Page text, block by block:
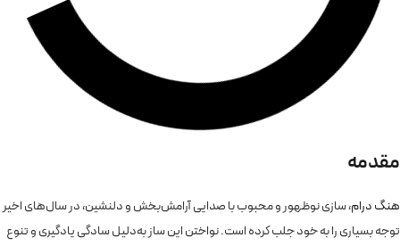
مقدمه
هنگ درام، سازی نوظهور و محبوب با صدایی آرامش‌بخش و دلنشین، در سال‌های اخیر
توجه بسیاری را به خود جلب کرده است. نواختن این ساز به‌دلیل سادگی یادگیری و تنوع